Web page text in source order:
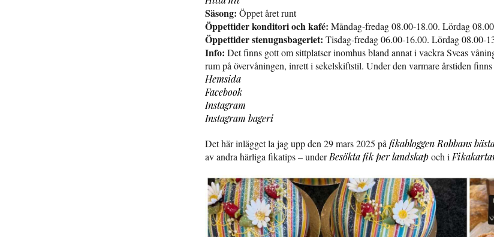
Säsong: Öppet året runt
Öppettiderkonditori och kafé: Måndag-fredag 08.00-18.00. Lördag
Öppettiderstenugnsbageriet: Tisdag-fredag 06.00-16.00. Lördag 08.00-
Info: Det finns gott om sittplatser inomhus bland annat i vackra Sveas
rum på övervåningen, inrett i sekelskiftstil. Under den varmare årstiden finns
Hemsida
Facebook
Instagram
Instagram bageri
Det här inlägget la jag upp den 29 mars 2025 på fikabloggen Robbans
av andra härliga fikatips – underBesökta fik per landskapoch i